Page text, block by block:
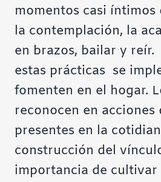
momentos casi
la contemplación, la
en brazos, bailar y reír.
estas prácticas se
fomenten en el hogar.
reconocen en acciones
presentes en la
construcción del
importancia de cultivar